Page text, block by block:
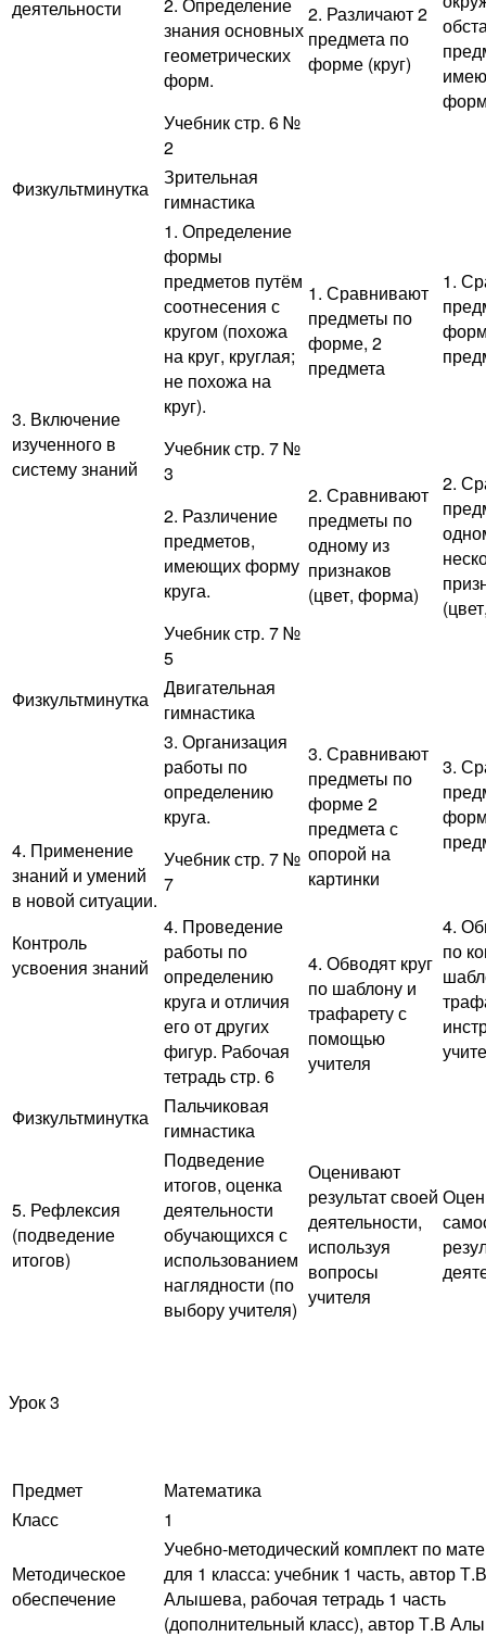
деятельности
знания основных
геометрических
форм.
Учебник стр. 6 №
2
2. Различают 2
предмета по
форме (круг)
Физкультминутка
Зрительная
гимнастика
3. Включение
изученного в
систему знаний
1. Определение
формы
предметов путём
соотнесения с
кругом (похожа
на круг, круглая;
не похожа на
круг).
Учебник стр. 7 №
3
2. Различение
предметов,
имеющих форму
круга.
Учебник стр. 7 №
5
1. Сравнивают
предметы по
форме, 2
предмета
2. Сравнивают
предметы по
одному из
признаков
(цвет, форма)
1.
2.
Физкультминутка
Двигательная
гимнастика
4. Применение
знаний и умений
в новой ситуации.
Контроль
усвоения знаний
3. Организация
работы по
определению
круга.
Учебник стр. 7 №
7
4. Проведение
работы по
определению
круга и отличия
его от других
фигур. Рабочая
тетрадь стр. 6
3. Сравнивают
предметы по
форме 2
предмета с
опорой на
картинки
4. Обводят круг
по шаблону и
трафарету с
помощью
учителя
3.
4.
по
Физкультминутка
Пальчиковая
гимнастика
5. Рефлексия
(подведение
итогов)
Подведение
итогов, оценка
деятельности
обучающихся с
использованием
наглядности (по
выбору учителя)
Оценивают
результат своей
деятельности,
используя
вопросы
учителя
Урок 3
Предмет
Математика
Класс
1
Методическое
обеспечение
Учебно-методический комплект по
для 1 класса: учебник 1 часть, автор
Алышева, рабочая тетрадь 1 часть
(дополнительный класс), автор Т.В